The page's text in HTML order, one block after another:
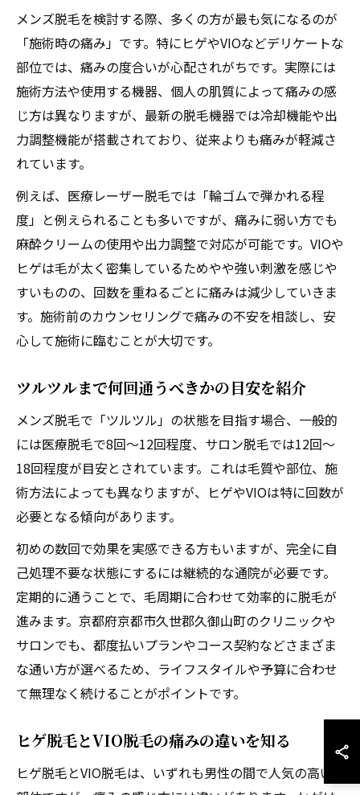
メンズ脱毛を検討する際、多くの方が最も気になるのが
「施術時の痛み」です。特にヒゲやVIOなどデリケートな
部位では、痛みの度合いが心配されがちです。実際には
施術方法や使用する機器、個人の肌質によって痛みの感
じ方は異なりますが、最新の脱毛機器では冷却機能や出
力調整機能が搭載されており、従来よりも痛みが軽減さ
れています。
例えば、医療レーザー脱毛では「輪ゴムで弾かれる程
度」と例えられることも多いですが、痛みに弱い方でも
麻酔クリームの使用や出力調整で対応が可能です。VIOや
ヒゲは毛が太く密集しているためやや強い刺激を感じや
すいものの、回数を重ねるごとに痛みは減少していきま
す。施術前のカウンセリングで痛みの不安を相談し、安
心して施術に臨むことが大切です。
ツルツルまで何回通うべきかの目安を紹介
メンズ脱毛で「ツルツル」の状態を目指す場合、一般的
には医療脱毛で8回〜12回程度、サロン脱毛では12回〜
18回程度が目安とされています。これは毛質や部位、施
術方法によっても異なりますが、ヒゲやVIOは特に回数が
必要となる傾向があります。
初めの数回で効果を実感できる方もいますが、完全に自
己処理不要な状態にするには継続的な通院が必要です。
定期的に通うことで、毛周期に合わせて効率的に脱毛が
進みます。京都府京都市久世郡久御山町のクリニックや
サロンでも、都度払いプランやコース契約などさまざま
な通い方が選べるため、ライフスタイルや予算に合わせ
て無理なく続けることがポイントです。
ヒゲ脱毛とVIO脱毛の痛みの違いを知る
ヒゲ脱毛とVIO脱毛は、いずれも男性の間で人気の高い